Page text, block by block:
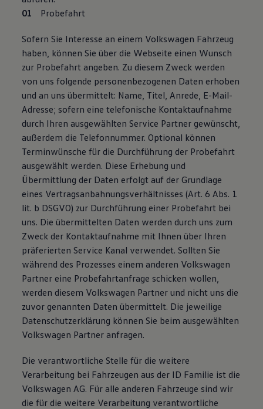
Probefahrt
Sofern Sie Interesse an einem Volkswagen Fahrzeug
haben, können Sie über die Webseite einen Wunsch
zur Probefahrt angeben. Zu diesem Zweck werden
von uns folgende personenbezogenen Daten erhoben
und an uns übermittelt: Name, Titel, Anrede, E-Mail-
Adresse; sofern eine telefonische Kontaktaufnahme
durch Ihren ausgewählten Service Partner gewünscht,
außerdem die Telefonnummer. Optional können
Terminwünsche für die Durchführung der Probefahrt
ausgewählt werden. Diese Erhebung und
Übermittlung der Daten erfolgt auf der Grundlage
eines Vertragsanbahnungsverhältnisses (Art. 6 Abs. 1
lit. b DSGVO) zur Durchführung einer Probefahrt bei
uns. Die übermittelten Daten werden durch uns zum
Zweck der Kontaktaufnahme mit Ihnen über Ihren
präferierten Service Kanal verwendet. Sollten Sie
während des Prozesses einem anderen Volkswagen
Partner eine Probefahrtanfrage schicken wollen,
werden diesem Volkswagen Partner und nicht uns die
zuvor genannten Daten übermittelt. Die jeweilige
Datenschutzerklärung können Sie beim ausgewählten
Volkswagen Partner anfragen.
Die verantwortliche Stelle für die weitere
Verarbeitung bei Fahrzeugen aus der ID Familie ist die
Volkswagen AG. Für alle anderen Fahrzeuge sind wir
die für die weitere Verarbeitung verantwortliche